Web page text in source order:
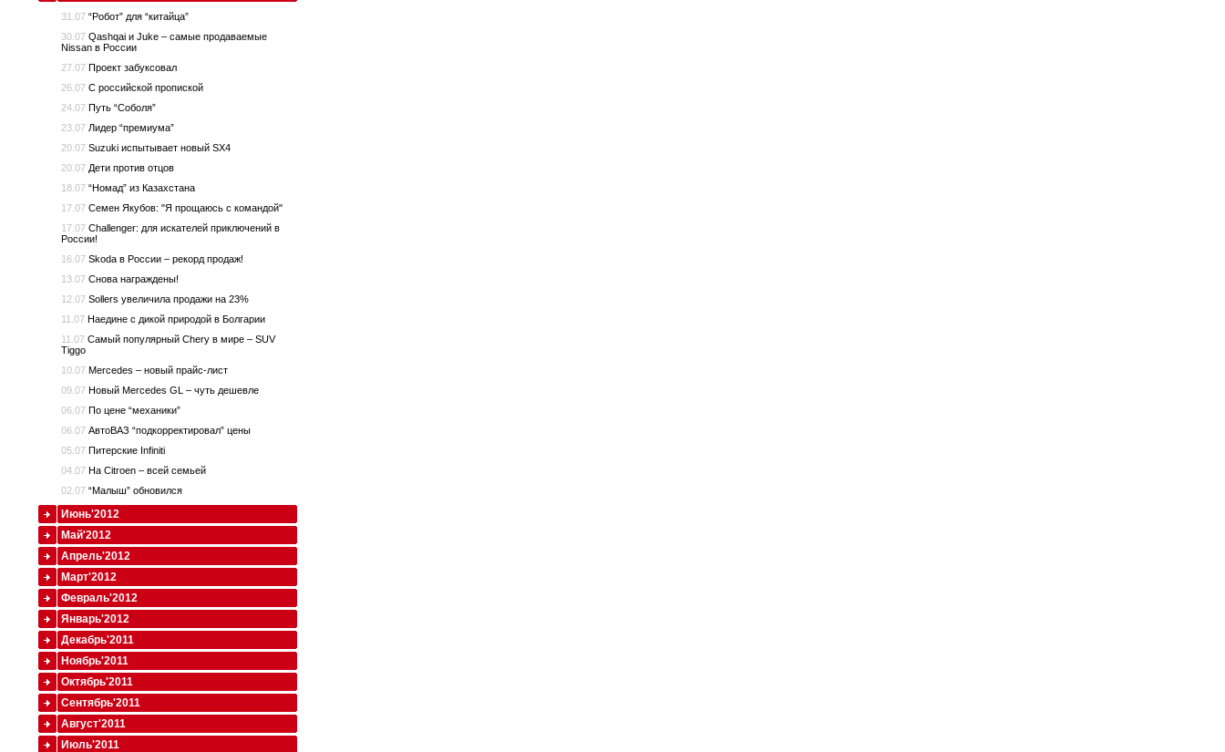
31.07 “Робот” для “китайца”
30.07 Qashqai и Juke – самые продаваемые
Nissan в России
27.07 Проект забуксовал
26.07 С российской пропиской
24.07 Путь “Соболя”
23.07 Лидер “премиума”
20.07 Suzuki испытывает новый SX4
20.07 Дети против отцов
18.07 “Номад” из Казахстана
17.07 Семен Якубов: "Я прощаюсь с командой"
17.07 Challenger: для искателей приключений в
России!
16.07 Skoda в России – рекорд продаж!
13.07 Снова награждены!
12.07 Sollers увеличила продажи на 23%
11.07 Наедине с дикой природой в Болгарии
11.07 Самый популярный Chery в мире – SUV
Tiggo
10.07 Mercedes – новый прайс-лист
09.07 Новый Mercedes GL – чуть дешевле
06.07 По цене “механики”
06.07 АвтоВАЗ “подкорректировал” цены
05.07 Питерские Infiniti
04.07 На Citroen – всей семьей
02.07 “Малыш” обновился
Июнь'2012
Май'2012
Апрель'2012
Март'2012
Февраль'2012
Январь'2012
Декабрь'2011
Ноябрь'2011
Октябрь'2011
Сентябрь'2011
Август'2011
Июль'2011